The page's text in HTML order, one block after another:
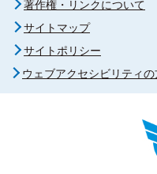
著作権・リンクについて
サイトマップ
サイトポリシー
ウェブアクセシビリティ